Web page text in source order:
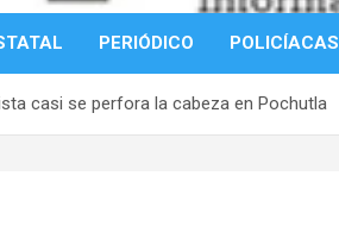
PERIÓDICO POLICÍACAS
casi se perfora la cabeza en Pochutla